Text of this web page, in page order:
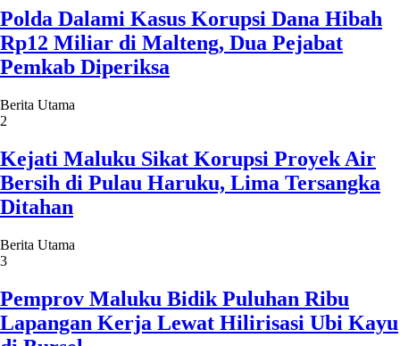
Polda Dalami Kasus Korupsi Dana Hibah
Rp12 Miliar di Malteng, Dua Pejabat
Pemkab Diperiksa
Berita Utama
2
Kejati Maluku Sikat Korupsi Proyek Air
Bersih di Pulau Haruku, Lima Tersangka
Ditahan
Berita Utama
3
Pemprov Maluku Bidik Puluhan Ribu
Lapangan Kerja Lewat Hilirisasi Ubi Kayu